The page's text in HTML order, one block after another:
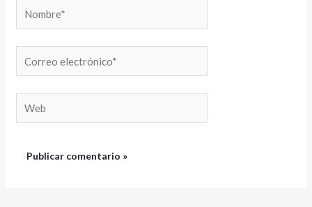
Nombre*
electrónico*
Web